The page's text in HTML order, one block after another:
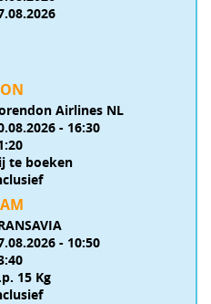
Airlines NL
- 16:30
te boeken
- 10:50
15 Kg